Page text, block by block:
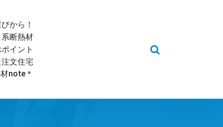
から！
断熱材
イント
文住宅
note＊